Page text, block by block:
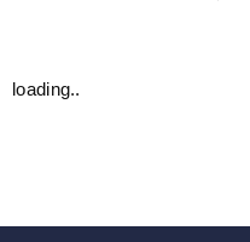
loading..